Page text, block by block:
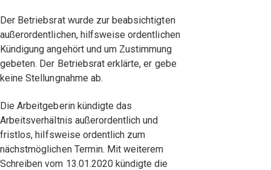
Der Betriebsrat wurde zur beabsichtigten
außerordentlichen, hilfsweise ordentlichen
Kündigung angehört und um Zustimmung
gebeten. Der Betriebsrat erklärte, er gebe
keine Stellungnahme ab.
Die Arbeitgeberin kündigte das
Arbeitsverhältnis außerordentlich und
fristlos, hilfsweise ordentlich zum
nächstmöglichen Termin. Mit weiterem
Schreiben vom 13.01.2020 kündigte die